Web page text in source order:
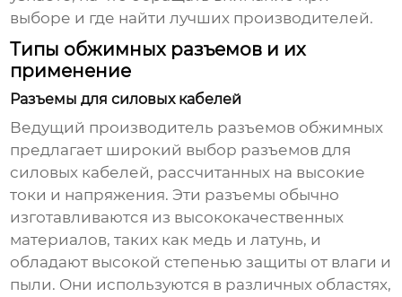
выборе и где найти лучших производителей.
Типы обжимных разъемов и их
применение
Разъемы для силовых кабелей
Ведущий производитель разъемов обжимных
предлагает широкий выбор разъемов для
силовых кабелей, рассчитанных на высокие
токи и напряжения. Эти разъемы обычно
изготавливаются из высококачественных
материалов, таких как медь и латунь, и
обладают высокой степенью защиты от влаги и
пыли. Они используются в различных областях,